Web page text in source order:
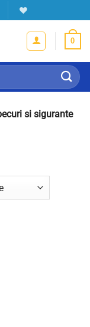
0
si sigurante